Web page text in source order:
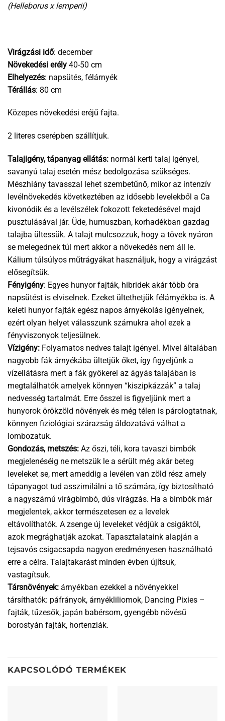
(Helleborus x lemperii)
Virágzási idő: december
Növekedési erély 40-50 cm
Elhelyezés: napsütés, félárnyék
Térállás: 80 cm
Közepes növekedési eréjű fajta.
2 literes cserépben szállítjuk.
Talajigény, tápanyag ellátás: normál kerti talaj igényel,
savanyú talaj esetén mész bedolgozása szükséges.
Mészhiány tavasszal lehet szembetűnő, mikor az intenzív
levélnövekedés következtében az idősebb levelekből a Ca
kivonódik és a levélszélek fokozott feketedésével majd
pusztulásával jár. Üde, humuszban, korhadékban gazdag
talajba ültessük. A talajt mulcsozzuk, hogy a tövek nyáron
se melegednek túl mert akkor a növekedés nem áll le.
Kálium túlsúlyos műtrágyákat használjuk, hogy a virágzást
elősegítsük.
Fényigény: Egyes hunyor fajták, hibridek akár több óra
napsütést is elviselnek. Ezeket ültethetjük félárnyékba is. A
keleti hunyor fajták egész napos árnyékolás igényelnek,
ezért olyan helyet válasszunk számukra ahol ezek a
fényviszonyok teljesülnek.
Vízigény: Folyamatos nedves talajt igényel. Mivel általában
nagyobb fák árnyékába ültetjük őket, így figyeljünk a
vízellátásra mert a fák gyökerei az ágyás talajában is
megtalálhatók amelyek könnyen “kiszipkázzák” a talaj
nedvesség tartalmát. Erre ősszel is figyeljünk mert a
hunyorok örökzöld növények és még télen is párologtatnak,
könnyen fiziológiai szárazság áldozatává válhat a
lombozatuk.
Gondozás, metszés: Az őszi, téli, kora tavaszi bimbók
megjelenéséig ne metszük le a sérült még akár beteg
leveleket se, mert ameddig a levélen van zöld rész amely
tápanyagot tud asszimilálni a tő számára, így biztosítható
a nagyszámú virágbimbó, dús virágzás. Ha a bimbók már
megjelentek, akkor természetesen ez a levelek
eltávolíthatók. A zsenge új leveleket védjük a csigáktól,
azok megrághatják azokat. Tapasztalataink alapján a
tejsavós csigacsapda nagyon eredményesen használható
erre a célra. Talajtakarást minden évben újítsuk,
vastagítsuk.
Társnövények: árnyékban ezekkel a növényekkel
társíthatók: páfrányok, árnyékliliomok, Dancing Pixies –
fajták, tűzesők, japán babérsom, gyengébb növésű
borostyán fajták, hortenziák.
KAPCSOLÓDÓ TERMÉKEK